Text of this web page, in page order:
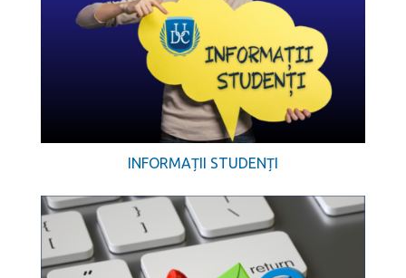
INFORMAȚII STUDENȚI